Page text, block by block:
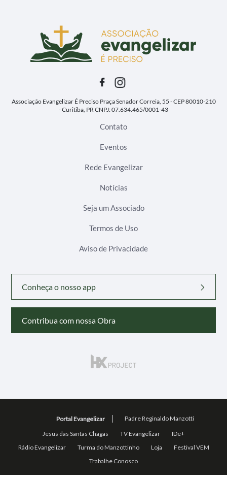
Associação Evangelizar É PrecisoPraça Senador Correia, 55 - CEP 80010-210
- Curitiba, PRCNPJ: 07.634.465/0001-43
Contato
Eventos
Rede Evangelizar
Notícias
Seja um Associado
Termos de Uso
Aviso de Privacidade
Conheça o nosso app
Contribua com nossa Obra